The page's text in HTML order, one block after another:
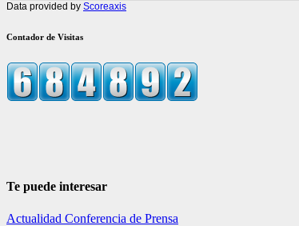
Data provided by Scoreaxis
Contador de Visitas
Te puede interesar
Actualidad Conferencia de Prensa